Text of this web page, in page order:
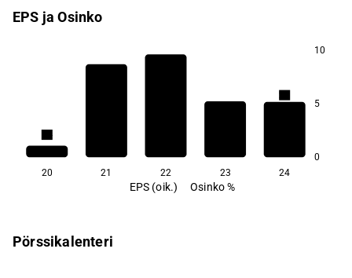
EPS ja Osinko
10
5
0
1,4
20 21 22 23 24
EPS (oik.) Osinko %
Pörssikalenteri